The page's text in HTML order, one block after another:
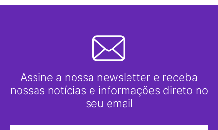
Assine a nossa newsletter e receba
nossas notícias e informações direto no
seu email